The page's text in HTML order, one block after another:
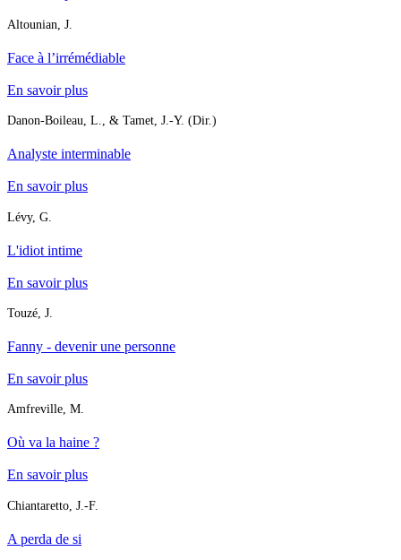
Altounian, J.
Face à l’irrémédiable
En savoir plus
Danon-Boileau, L., & Tamet, J.-Y. (Dir.)
Analyste interminable
En savoir plus
Lévy, G.
L'idiot intime
En savoir plus
Touzé, J.
Fanny - devenir une personne
En savoir plus
Amfreville, M.
Où va la haine ?
En savoir plus
Chiantaretto, J.-F.
A perda de si